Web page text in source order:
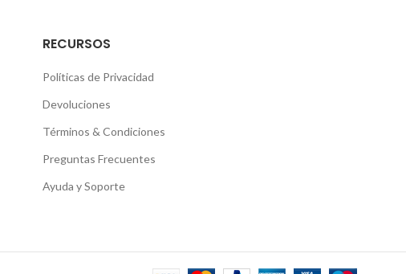
RECURSOS
Políticas de Privacidad
Devoluciones
Términos & Condiciones
Preguntas Frecuentes
Ayuda y Soporte